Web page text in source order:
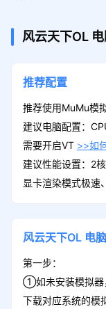
风云天下OL
推荐配置
推荐使用MuMu模
建议电脑配置：
需要开启VT >>如
建议性能设置：2
显卡渲染模式极速
风云天下OL 电
第一步：
①如未安装模拟器
下载对应系统的模